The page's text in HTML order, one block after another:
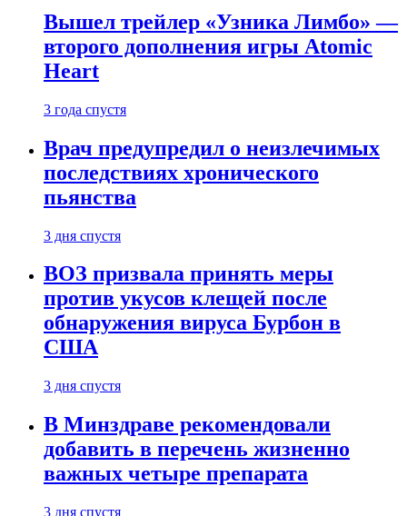
Вышел трейлер «Узника Лимбо» —
второго дополнения игры Atomic
Heart
3 года спустя
Врач предупредил о неизлечимых
последствиях хронического
пьянства
3 дня спустя
ВОЗ призвала принять меры
против укусов клещей после
обнаружения вируса Бурбон в
США
3 дня спустя
В Минздраве рекомендовали
добавить в перечень жизненно
важных четыре препарата
3 дня спустя